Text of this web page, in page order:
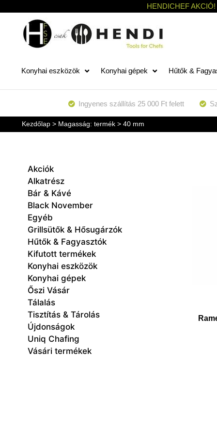
HENDICHEF AKCIÓ!
Konyhai eszközök Konyhai gépek Hűtők &
Ingyenes szállítás 25 000 Ft felett
Kezdőlap> Magasság: termék > 40 mm
Akciók
Alkatrész
Bár & Kávé
Black November
Egyéb
Grillsütők & Hősugárzók
Hűtők & Fagyasztók
Kifutott termékek
Konyhai eszközök
Konyhai gépek
Őszi Vásár
Tálalás
Tisztítás & Tárolás
Újdonságok
Uniq Chafing
Vásári termékek